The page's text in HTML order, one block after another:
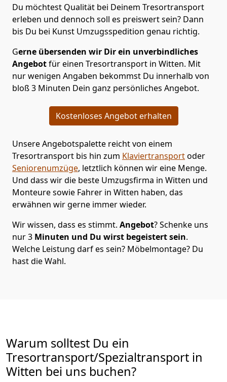
Du möchtest Qualität bei Deinem Tresortransport
erleben und dennoch soll es preiswert sein? Dann
bis Du bei Kunst Umzugsspedition genau richtig.
Gerne übersenden wir Dir ein unverbindliches
Angebotfür einen Tresortransport in Witten. Mit
nur wenigen Angaben bekommst Du innerhalb von
bloß 3 Minuten Dein ganz persönliches Angebot.
Kostenloses Angebot erhalten
Unsere Angebotspalette reicht von einem
Tresortransport bis hin zum Klaviertransportoder
Seniorenumzüge, letztlich können wir eine Menge.
Und dass wir die beste Umzugsfirma in Witten und
Monteure sowie Fahrer in Witten haben, das
erwähnen wir gerne immer wieder.
Wir wissen, dass es stimmt. Angebot? Schenke uns
nur 3 Minuten und Du wirst begeistert sein.
Welche Leistung darf es sein? Möbelmontage? Du
hast die Wahl.
Warum solltest Du ein
Tresortransport/Spezialtransport in
Witten bei uns buchen?